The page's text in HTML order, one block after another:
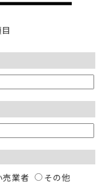
売業者 その他